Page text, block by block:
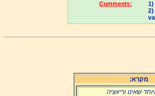
Comments:
1)
2)
מקרא:
שאינו וריאציה